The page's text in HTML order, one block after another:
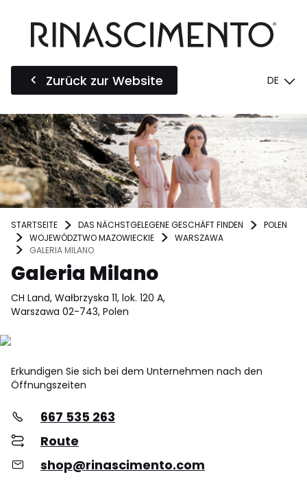
Zurück zur Website DE
STARTSEITE DAS NÄCHSTGELEGENE GESCHÄFT FINDEN
POLEN
WOJEWÓDZTWO MAZOWIECKIE
WARSZAWA
GALERIA MILANO
Galeria Milano
CH Land, Wałbrzyska 11, lok. 120 A,
Warszawa 02-743, Polen
Erkundigen Sie sich bei dem Unternehmen nach den
Öffnungszeiten
667 535 263
Route
shop@rinascimento.com